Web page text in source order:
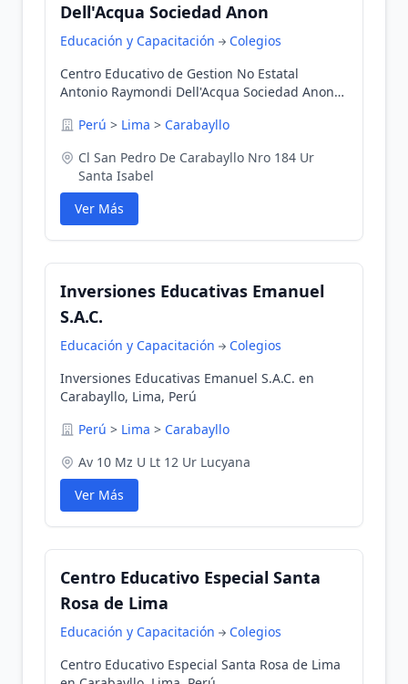
Dell'Acqua Sociedad Anon
Educación y Capacitación
Colegios
Centro Educativo de Gestion No Estatal
Antonio Raymondi Dell'Acqua Sociedad Anon
Perú > Lima > Carabayllo
Cl San Pedro De Carabayllo Nro 184 Ur
Santa Isabel
Ver Más
Inversiones Educativas Emanuel
S.A.C.
Educación y Capacitación
Colegios
Inversiones Educativas Emanuel S.A.C. en
Carabayllo, Lima, Perú
Perú > Lima > Carabayllo
Av 10 Mz U Lt 12 Ur Lucyana
Ver Más
Centro Educativo Especial Santa
Rosa de Lima
Educación y Capacitación
Colegios
Centro Educativo Especial Santa Rosa de Lima